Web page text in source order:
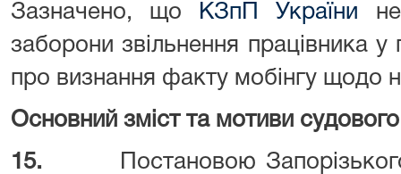
Зазначено, що
КЗпП України
заборони звільнення працівника
про визнання факту мобінгу щодо
Основний зміст та мотиви
15.
Постановою